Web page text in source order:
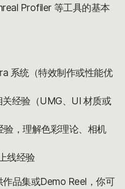
Profiler 等工具的基本
系统（特效制作或性能优
经验（UMG、UI 材质或
，理解色彩理论、相机
线经验
品集或Demo Reel，你可